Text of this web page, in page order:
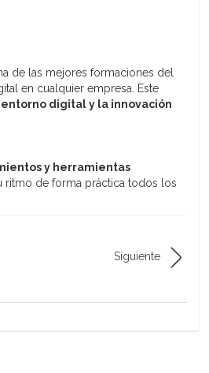
de las mejores formaciones del
en cualquier empresa. Este
digital y la innovación
y herramientas
ritmo de forma práctica todos los
Siguiente